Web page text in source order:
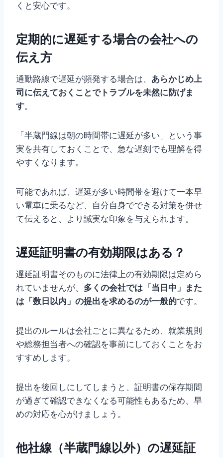
くと安心です。
定期的に遅延する場合の会社への
伝え方
通勤路線で遅延が頻発する場合は、 あらかじめ上
司に伝えておくことでトラブルを未然に防げま
す。
「半蔵門線は朝の時間帯に遅延が多い」という事
実を共有しておくことで、急な遅刻でも理解を得
やすくなります。
可能であれば、遅延が多い時間帯を避けて一本早
い電車に乗るなど、自分自身でできる対策を併せ
て伝えると、より誠実な印象を与えられます。
遅延証明書の有効期限はある？
遅延証明書そのものに法律上の有効期限は定めら
れていませんが、 多くの会社では「当日中」また
は「数日以内」の提出を求めるのが一般的です。
提出のルールは会社ごとに異なるため、就業規則
や総務担当者への確認を事前にしておくことをお
すすめします。
提出を後回しにしてしまうと、証明書の保存期間
が過ぎて確認できなくなる可能性もあるため、早
めの対応を心がけましょう。
他社線（半蔵門線以外）の遅延証